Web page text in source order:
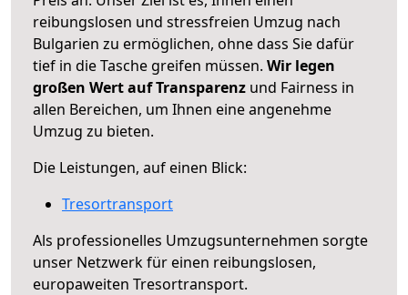
reibungslosen und stressfreien Umzug nach
Bulgarien zu ermöglichen, ohne dass Sie dafür
tief in die Tasche greifen müssen. Wir legen
großen Wert auf Transparenz und Fairness in
allen Bereichen, um Ihnen eine angenehme
Umzug zu bieten.
Die Leistungen, auf einen Blick:
Tresortransport
Als professionelles Umzugsunternehmen sorgte
unser Netzwerk für einen reibungslosen,
europaweiten Tresortransport.